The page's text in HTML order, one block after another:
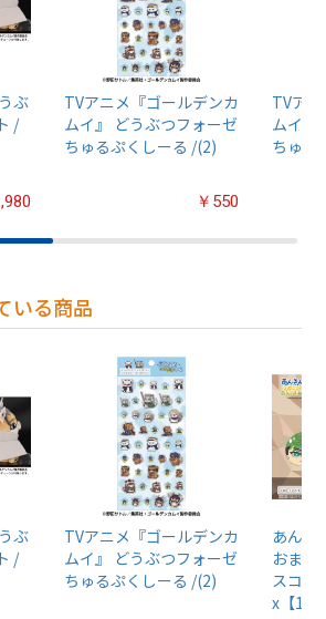
ぶ
/
TVアニメ『ゴールデンカ
ムイ』 どうぶつフォーゼ
ちゅるぷくしーる /(2)
￥550
TVア
ムイ』
ちゅる
いる商品
ぶ
/
TVアニメ『ゴールデンカ
ムイ』 どうぶつフォーゼ
ちゅるぷくしーる /(2)
あんさ
おまん
スコッ
x【